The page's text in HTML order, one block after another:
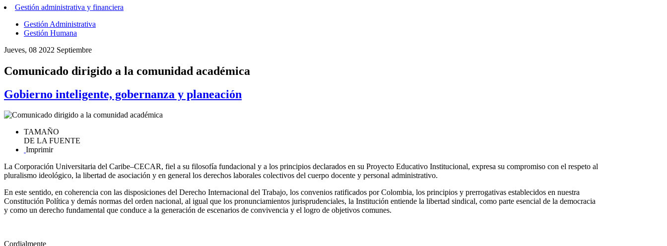
Gestión administrativa y financiera
Gestión Administrativa
Gestión Humana
Jueves, 08 2022 Septiembre
Comunicado dirigido a la comunidad académica
Gobierno inteligente, gobernanza y planeación
TAMAÑO
DE LA FUENTE
Imprimir
La Corporación Universitaria del Caribe–CECAR, fiel a su filosofía fundacional y a los principios declarados en su Proyecto Educativo Institucional, expresa su compromiso con el respeto al
pluralismo ideológico, la libertad de asociación y en general los derechos laborales colectivos del cuerpo docente y personal administrativo.
En este sentido, en coherencia con las disposiciones del Derecho Internacional del Trabajo, los convenios ratificados por Colombia, los principios y prerrogativas establecidos en nuestra
Constitución Política y demás normas del orden nacional, al igual que los pronunciamientos jurisprudenciales, la Institución entiende la libertad sindical, como parte esencial de la democracia
y como un derecho fundamental que conduce a la generación de escenarios de convivencia y el logro de objetivos comunes.
Cordialmente